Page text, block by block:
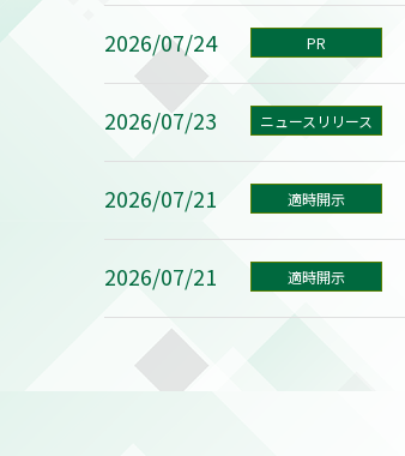
2026/07/24 PR
2026/07/23 ニュースリリース
2026/07/21 適時開示
2026/07/21 適時開示